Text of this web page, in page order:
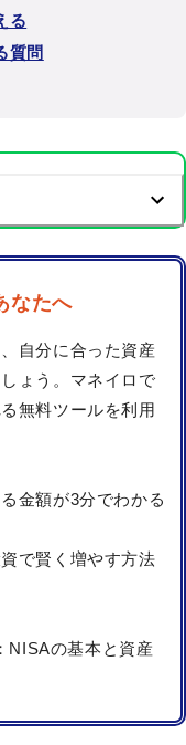
る
質問
なたへ
自分に合った資産
ょう。マネイロで
無料ツールを利用
金額が3分でわかる
資で賢く増やす方法
：NISAの基本と資産